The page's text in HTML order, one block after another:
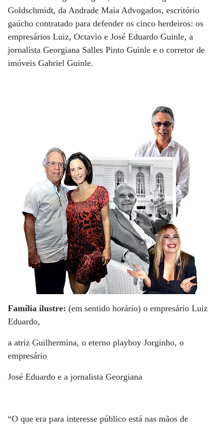
Goldschmidt, da Andrade Maia Advogados, escritório
gaúcho contratado para defender os cinco herdeiros: os
empresários Luiz, Octavio e José Eduardo Guinle, a
jornalista Georgiana Salles Pinto Guinle e o corretor de
imóveis Gabriel Guinle.
Família ilustre: (em sentido horário) o empresário Luiz
Eduardo,
a atriz Guilhermina, o eterno playboy Jorginho, o
empresário
José Eduardo e a jornalista Georgiana
“O que era para interesse público está nas mãos de